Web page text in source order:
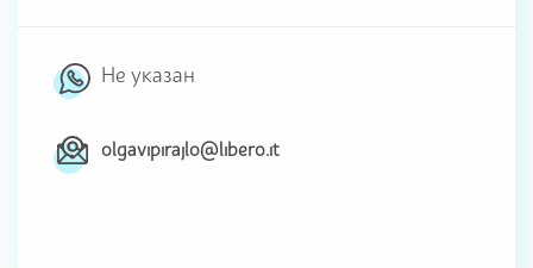
Не указан
olgavipirajlo@libero.it